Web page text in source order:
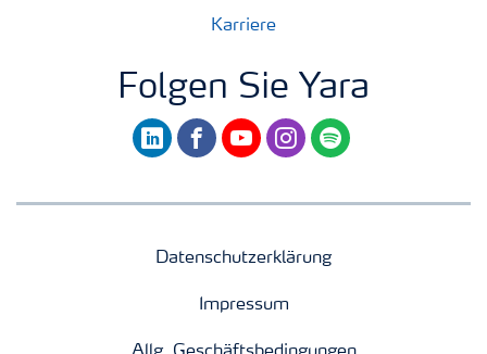
Karriere
Folgen Sie Yara
linkedinfacebookyoutubeinstagram
spotify
Datenschutzerklärung
Impressum